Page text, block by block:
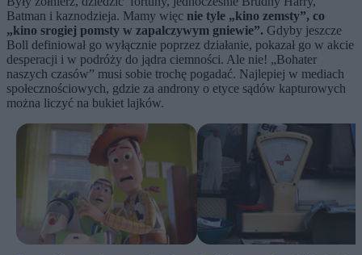
Batman i kaznodzieja. Mamy więc nie tyle „kino zemsty”, co
„kino srogiej pomsty w zapalczywym gniewie”. Gdyby jeszcze
Boll definiował go wyłącznie poprzez działanie, pokazał go w akcie
desperacji i w podróży do jądra ciemności. Ale nie! „Bohater
naszych czasów” musi sobie trochę pogadać. Najlepiej w mediach
społecznościowych, gdzie za androny o etyce sądów kapturowych
można liczyć na bukiet lajków.